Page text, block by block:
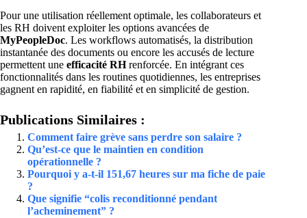
Pour une utilisation réellement optimale, les collaborateurs et
les RH doivent exploiter les options avancées de
MyPeopleDoc. Les workflows automatisés, la distribution
instantanée des documents ou encore les accusés de lecture
permettent une efficacité RHrenforcée. En intégrant ces
fonctionnalités dans les routines quotidiennes, les entreprises
gagnent en rapidité, en fiabilité et en simplicité de gestion.
Publications Similaires :
Comment faire grève sans perdre son salaire ?
Qu’est-ce que le maintien en condition
opérationnelle ?
Pourquoi y a-t-il 151,67 heures sur ma fiche de paie
?
Que signifie “colis reconditionné pendant
l’acheminement” ?